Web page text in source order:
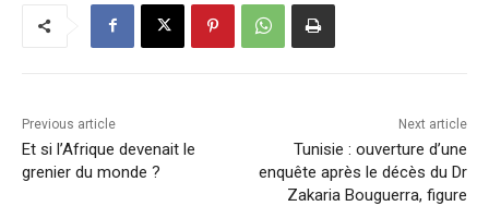
Previous article
Et si l’Afrique devenait le
grenier du monde ?
Next article
Tunisie : ouverture d’une
enquête après le décès du Dr
Zakaria Bouguerra, figure